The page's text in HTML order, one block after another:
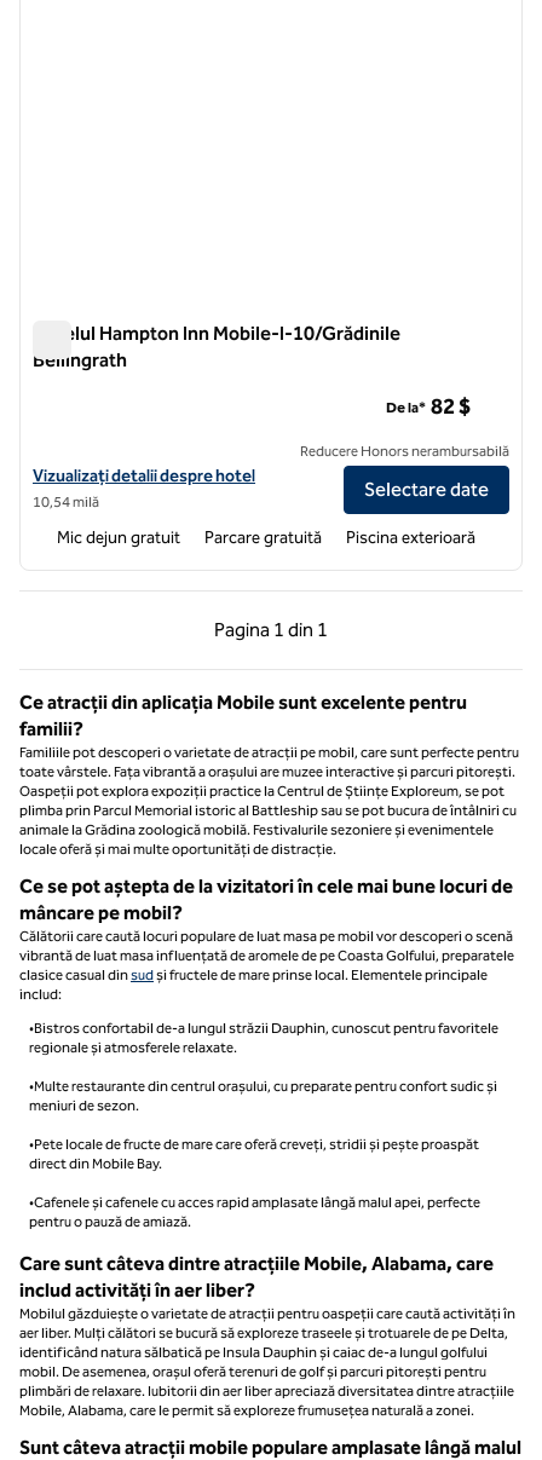
Hotelul Hampton Inn Mobile-I-10/Grădinile
Bellingrath
Vizualizați detaliile hotelului pentru Hampton Inn Mobile-I-10/
Vizualizați detalii despre hotel
10,54 milă
De la* 82 $
Reducere Honors nerambursabilă
Selectare date
Mic dejun gratuit Parcare gratuită Piscina exterioară
Pagina 1 din 1
Pagina anterioară, 1 din 1
Pagina 1 din 1
Ce atracții din aplicația Mobile sunt excelente pentru
familii?
Familiile pot descoperi o varietate de atracții pe mobil, care sunt perfecte pentru
toate vârstele. Fața vibrantă a orașului are muzee interactive și parcuri pitorești.
Oaspeții pot explora expoziții practice la Centrul de Științe Exploreum, se pot
plimba prin Parcul Memorial istoric al Battleship sau se pot bucura de întâlniri cu
animale la Grădina zoologică mobilă. Festivalurile sezoniere și evenimentele
locale oferă și mai multe oportunități de distracție.
Ce se pot aștepta de la vizitatori în cele mai bune locuri de
mâncare pe mobil?
Călătorii care caută locuri populare de luat masa pe mobil vor descoperi o scenă
vibrantă de luat masa influențată de aromele de pe Coasta Golfului, preparatele
clasice casual dinsudși fructele de mare prinse local. Elementele principale
includ:
•Bistros confortabil de-a lungul străzii Dauphin, cunoscut pentru favoritele
regionale și atmosferele relaxate.
•Multe restaurante din centrul orașului, cu preparate pentru confort sudic și
meniuri de sezon.
•Pete locale de fructe de mare care oferă creveți, stridii și pește proaspăt
direct din Mobile Bay.
•Cafenele și cafenele cu acces rapid amplasate lângă malul apei, perfecte
pentru o pauză de amiază.
Care sunt câteva dintre atracțiile Mobile, Alabama, care
includ activități în aer liber?
Mobilul găzduiește o varietate de atracții pentru oaspeții care caută activități în
aer liber. Mulți călători se bucură să exploreze traseele și trotuarele de pe Delta,
identificând natura sălbatică pe Insula Dauphin și caiac de-a lungul golfului
mobil. De asemenea, orașul oferă terenuri de golf și parcuri pitorești pentru
plimbări de relaxare. Iubitorii din aer liber apreciază diversitatea dintre atracțiile
Mobile, Alabama, care le permit să exploreze frumusețea naturală a zonei.
Sunt câteva atracții mobile populare amplasate lângă malul